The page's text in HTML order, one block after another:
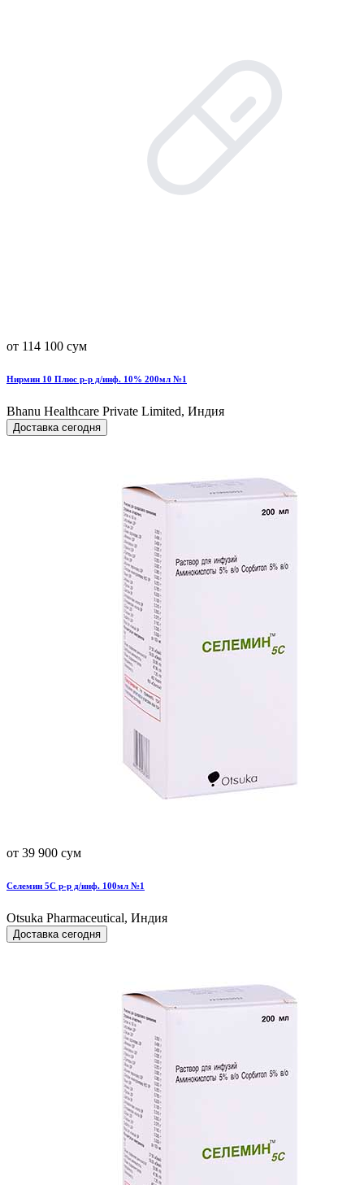
от 114 100 сум
Нирмин 10 Плюс р-р д/инф. 10% 200мл №1
Bhanu Healthcare Private Limited, Индия
Доставка сегодня
от 39 900 сум
Селемин 5С р-р д/инф. 100мл №1
Otsuka Pharmaceutical, Индия
Доставка сегодня